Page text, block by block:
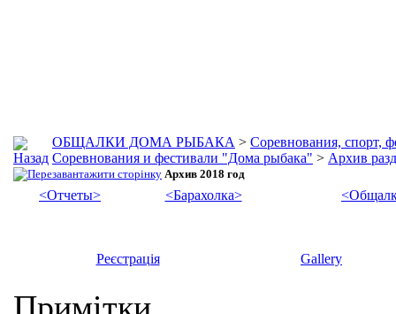
ОБЩАЛКИ ДОМА РЫБАКА > Соревнования, спорт,
Соревнования и фестивали "Дома рыбака" > Архив
Архив 2018 год
<Отчеты> <Барахолка>
Реєстрація Gallery